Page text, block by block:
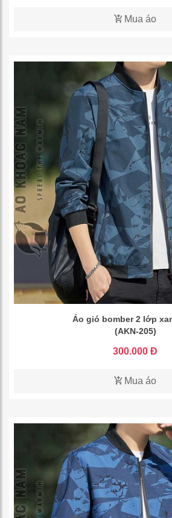
Mua áo
Áo gió bomber 2 lớp
(AKN-205)
300.000 Đ
Mua áo